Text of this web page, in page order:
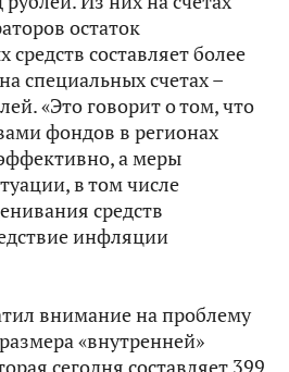
остаток
составляет более
специальных счетах –
«Это говорит о том, что
фондов в регионах
а меры
в том числе
средств
инфляции
внимание на проблему
«внутренней»